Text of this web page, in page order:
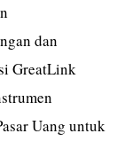
dan
GreatLink
Uang untuk